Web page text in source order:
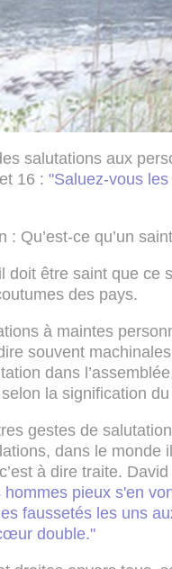
salutations aux
16 : "Saluez-vous
Qu’est-ce qu’un
doit être saint que ce
des pays.
à maintes
souvent
dans
la signification
gestes de
dans le monde
à dire traite.
pieux s'en
faussetés les uns
double."